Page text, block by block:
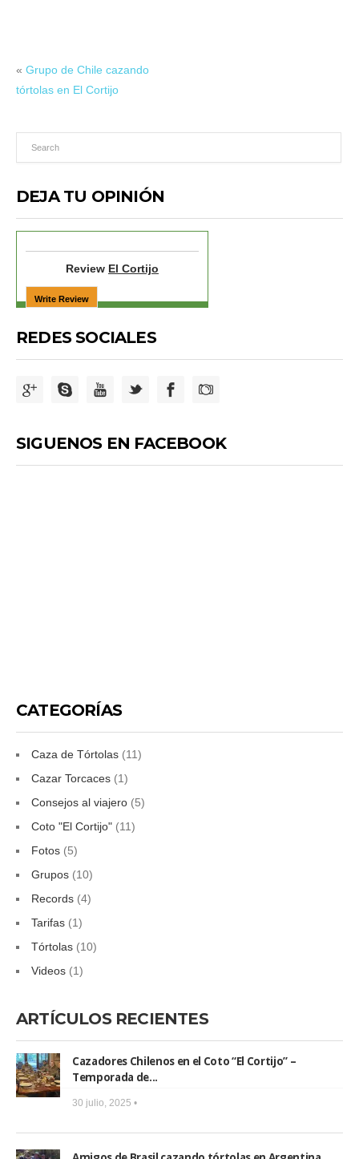
« Grupo de Chile cazando
tórtolas en El Cortijo
DEJA TU OPINIÓN
Review El Cortijo
REDES SOCIALES
SIGUENOS EN FACEBOOK
CATEGORÍAS
Caza de Tórtolas (11)
Cazar Torcaces (1)
Consejos al viajero (5)
Coto "El Cortijo" (11)
Fotos (5)
Grupos (10)
Records (4)
Tarifas (1)
Tórtolas (10)
Videos (1)
ARTÍCULOS RECIENTES
Cazadores Chilenos en el Coto “El Cortijo” –
Temporada de...
30 julio, 2025 •